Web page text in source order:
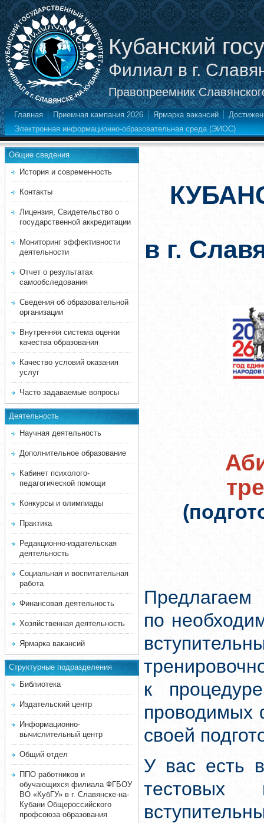
Кубанский
Филиал в г.
Правопреемник
Главная Приемная кампания 2026 Ярмарка вакансий
Электронная информационно-образовательная среда (ЭИОС)
Общие сведения
История и современность
Контакты
Лицензия, Свидетельство о
государственной аккредитации
Мониторинг эффективности
деятельности
Отчет о результатах
самообследования
Сведения об образовательной
организации
Внутренняя система оценки
качества образования
Качество условий оказания
услуг
Часто задаваемые вопросы
Деятельность
Научная деятельность
Дополнительное образование
Кабинет психолого-
педагогической помощи
Конкурсы и олимпиады
Практика
Редакционно-издательская
деятельность
Социальная и воспитательная
работа
Финансовая деятельность
Хозяйственная деятельность
Ярмарка вакансий
Структурные подразделения
Библиотека
Издательский центр
Информационно-
вычислительный центр
Общий отдел
ППО работников и
обучающихся филиала ФГБОУ
ВО «КубГУ» в г. Славянске-на-
Кубани Общероссийского
профсоюза образования
в г.
Предлагаем
по
к
проводимых
своей
У вас есть
тестовых